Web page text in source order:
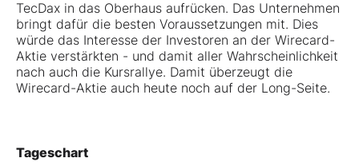
TecDax in das Oberhaus aufrücken. Das Unternehmen
bringt dafür die besten Voraussetzungen mit. Dies
würde das Interesse der Investoren an der Wirecard-
Aktie verstärkten - und damit aller Wahrscheinlichkeit
nach auch die Kursrallye. Damit überzeugt die
Wirecard-Aktie auch heute noch auf der Long-Seite.
Tageschart